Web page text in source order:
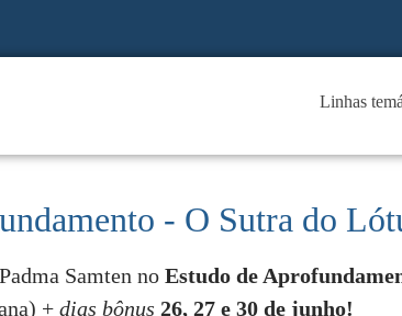
Linhas
- O Sutra do
Samten no Estudo de
+ dias bônus 26, 27 e 30 de junho!